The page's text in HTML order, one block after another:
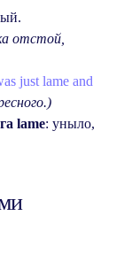
отстой,
just lame and
lame: уныло,